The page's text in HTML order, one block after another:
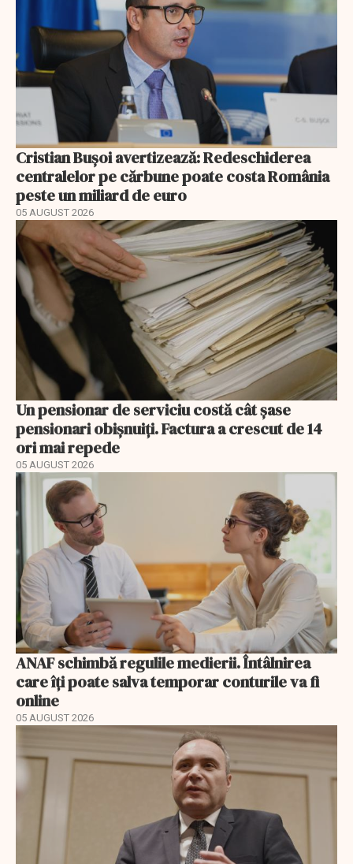
Cristian Bușoi avertizează: Redeschiderea
centralelor pe cărbune poate costa România
peste un miliard de euro
05 AUGUST 2026
Un pensionar de serviciu costă cât șase
pensionari obișnuiți. Factura a crescut de 14
ori mai repede
05 AUGUST 2026
ANAF schimbă regulile medierii. Întâlnirea
care îți poate salva temporar conturile va fi
online
05 AUGUST 2026